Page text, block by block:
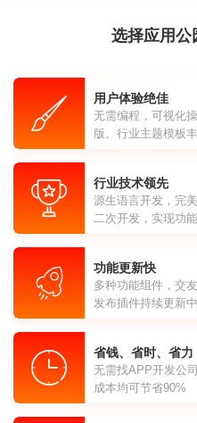
选择应用公
用户体验绝佳
无需编程，可视化
版。行业主题模板
行业技术领先
源生语言开发，完
二次开发，实现功
功能更新快
多种功能组件，交
发布插件持续更新中
省钱、省时、省力
无需找APP开发公
成本均可节省90%